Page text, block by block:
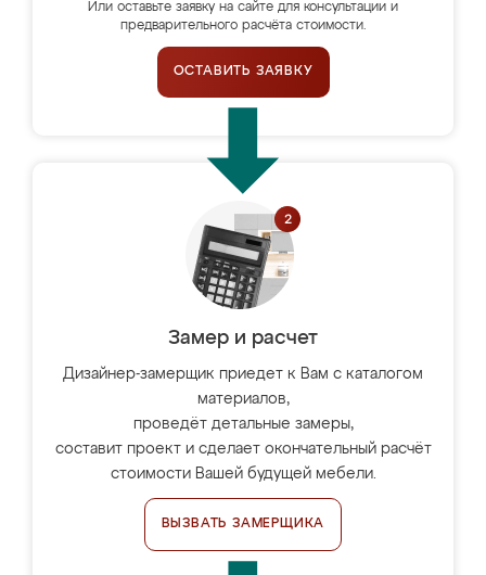
Или оставьте заявку на сайте для консультации и
предварительного расчёта стоимости.
ОСТАВИТЬ ЗАЯВКУ
Замер и расчет
Дизайнер-замерщик приедет к Вам с каталогом
материалов,
проведёт детальные замеры,
составит проект и сделает окончательный расчёт
стоимости Вашей будущей мебели.
ВЫЗВАТЬ ЗАМЕРЩИКА